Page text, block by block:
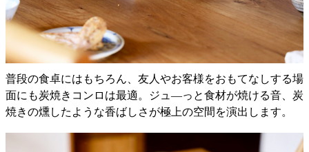
普段の食卓にはもちろん、友人やお客様をおもてなしする場
面にも炭焼きコンロは最適。ジュ―っと食材が焼ける音、炭
焼きの燻したような香ばしさが極上の空間を演出します。